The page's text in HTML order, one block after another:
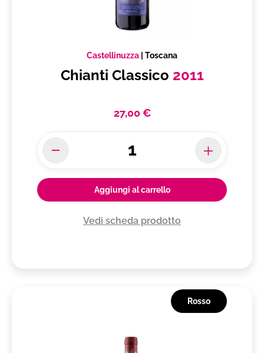
Castellinuzza Toscana
Chianti Classico 2011
27,00 €
Aggiungi al carrello
Vedi scheda prodotto
Rosso